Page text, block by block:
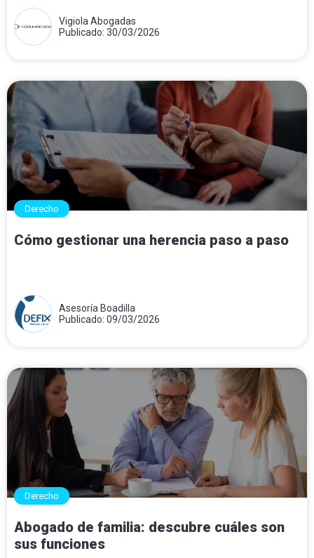
Vigiola Abogadas
Publicado: 30/03/2026
Derecho
Cómo gestionar una herencia paso a paso
Asesoría Boadilla
Publicado: 09/03/2026
Derecho
Abogado de familia: descubre cuáles son
sus funciones